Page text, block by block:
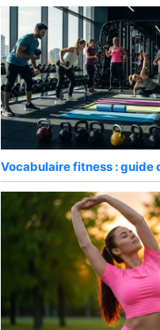
Vocabulaire fitness : guide